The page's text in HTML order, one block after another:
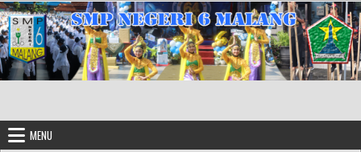
Skip to content
MENU